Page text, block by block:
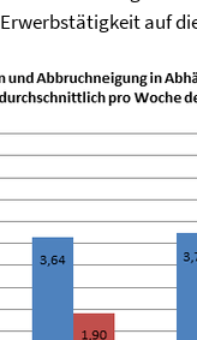
auf